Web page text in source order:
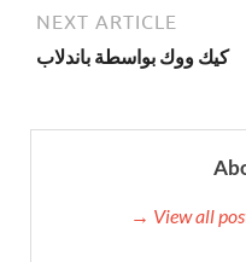
NEXT ARTICLE
كيك ووك بواسطة باندلاب
View all